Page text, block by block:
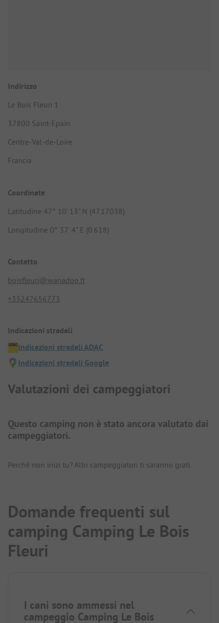
Indirizzo
Le Bois Fleuri 1
37800 Saint-Epain
Centre-Val-de-Loire
Francia
Coordinate
Latitudine 47° 10' 13" N (47.17038)
Longitudine 0° 37' 4" E (0.618)
Contatto
boisfleuri@wanadoo.fr
+33247656773
Indicazioni stradali
Indicazioni stradali ADAC
Indicazioni stradali Google
Valutazioni dei campeggiatori
Questo camping non è stato ancora valutato dai
campeggiatori.
Perché non inizi tu? Altri campeggiatori ti saranno grati.
Domande frequenti sul
camping Camping Le Bois
Fleuri
I cani sono ammessi nel
campeggio Camping Le Bois